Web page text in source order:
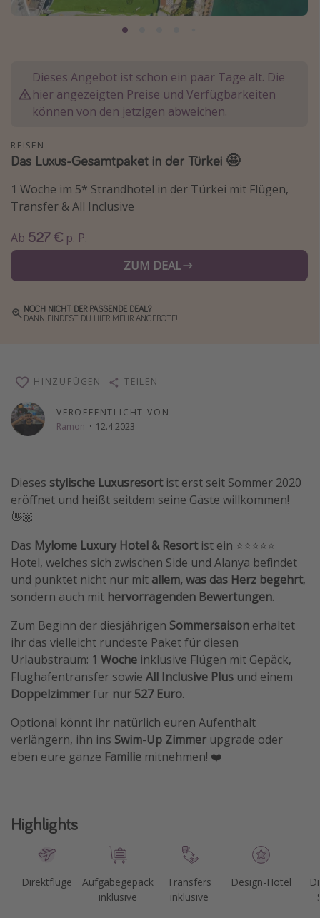
Normandie Urlaub
Kefalonia Urlaub
Krabi Urlaub
Sri Lanka Rundreise
Alle Reisethemen
Roadtrips
Strandurlaub
Gruppenreisen
Hotels in Hamburg
Hotels am Achensee
Weitere Themen
Reise Journal
Familienurlaub in der Türkei
Rundreisen in Thailand
Reisepassfreie Reiseziele
Travel Know How
Silvesterreisen
Last Minute Urlaub Mallorca
Last Minute Urlaub Deutschland
Dieses Angebot ist schon ein paar Tage alt. Die
hier angezeigten Preise und Verfügbarkeiten
können von den jetzigen abweichen.
REISEN
Das Luxus-Gesamtpaket in der Türkei 🤩
1 Woche im 5* Strandhotel in der Türkei mit Flügen,
Transfer & All Inclusive
Ab 527 € p. P.
ZUM DEAL
NOCH NICHT DER PASSENDE DEAL?
DANN FINDEST DU HIER MEHR ANGEBOTE!
VERÖFFENTLICHT VON
Ramon · 12.4.2023
HINZUFÜGEN TEILEN
Dieses stylische Luxusresortist erst seit Sommer 2020
eröffnet und heißt seitdem seine Gäste willkommen!
👋🏼
Das Mylome Luxury Hotel & Resortist ein ⭐️⭐️⭐️⭐️⭐️
Hotel, welches sich zwischen Side und Alanya befindet
und punktet nicht nur mit allem, was das Herz begehrt,
sondern auch mit hervorragenden Bewertungen.
Zum Beginn der diesjährigen Sommersaison erhaltet
ihr das vielleicht rundeste Paket für diesen
Urlaubstraum: 1 Woche inklusive Flügen mit Gepäck,
Flughafentransfer sowie All Inclusive Plus und einem
Doppelzimmerfür nur 527 Euro.
Optional könnt ihr natürlich euren Aufenthalt
verlängern, ihn ins Swim-Up Zimmer upgrade oder
eben eure ganze Familie mitnehmen! ❤️
Highlights
Direktflüge
Aufgabegepäck
inklusive
Transfers
inklusive
Design-Hotel